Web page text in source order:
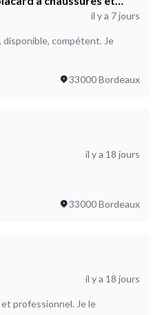
jardin à mettre suril y a 7 jours
disponible, compétent. Je
33000 Bordeaux
il y a 18 jours
33000 Bordeaux
il y a 18 jours
professionnel. Je le